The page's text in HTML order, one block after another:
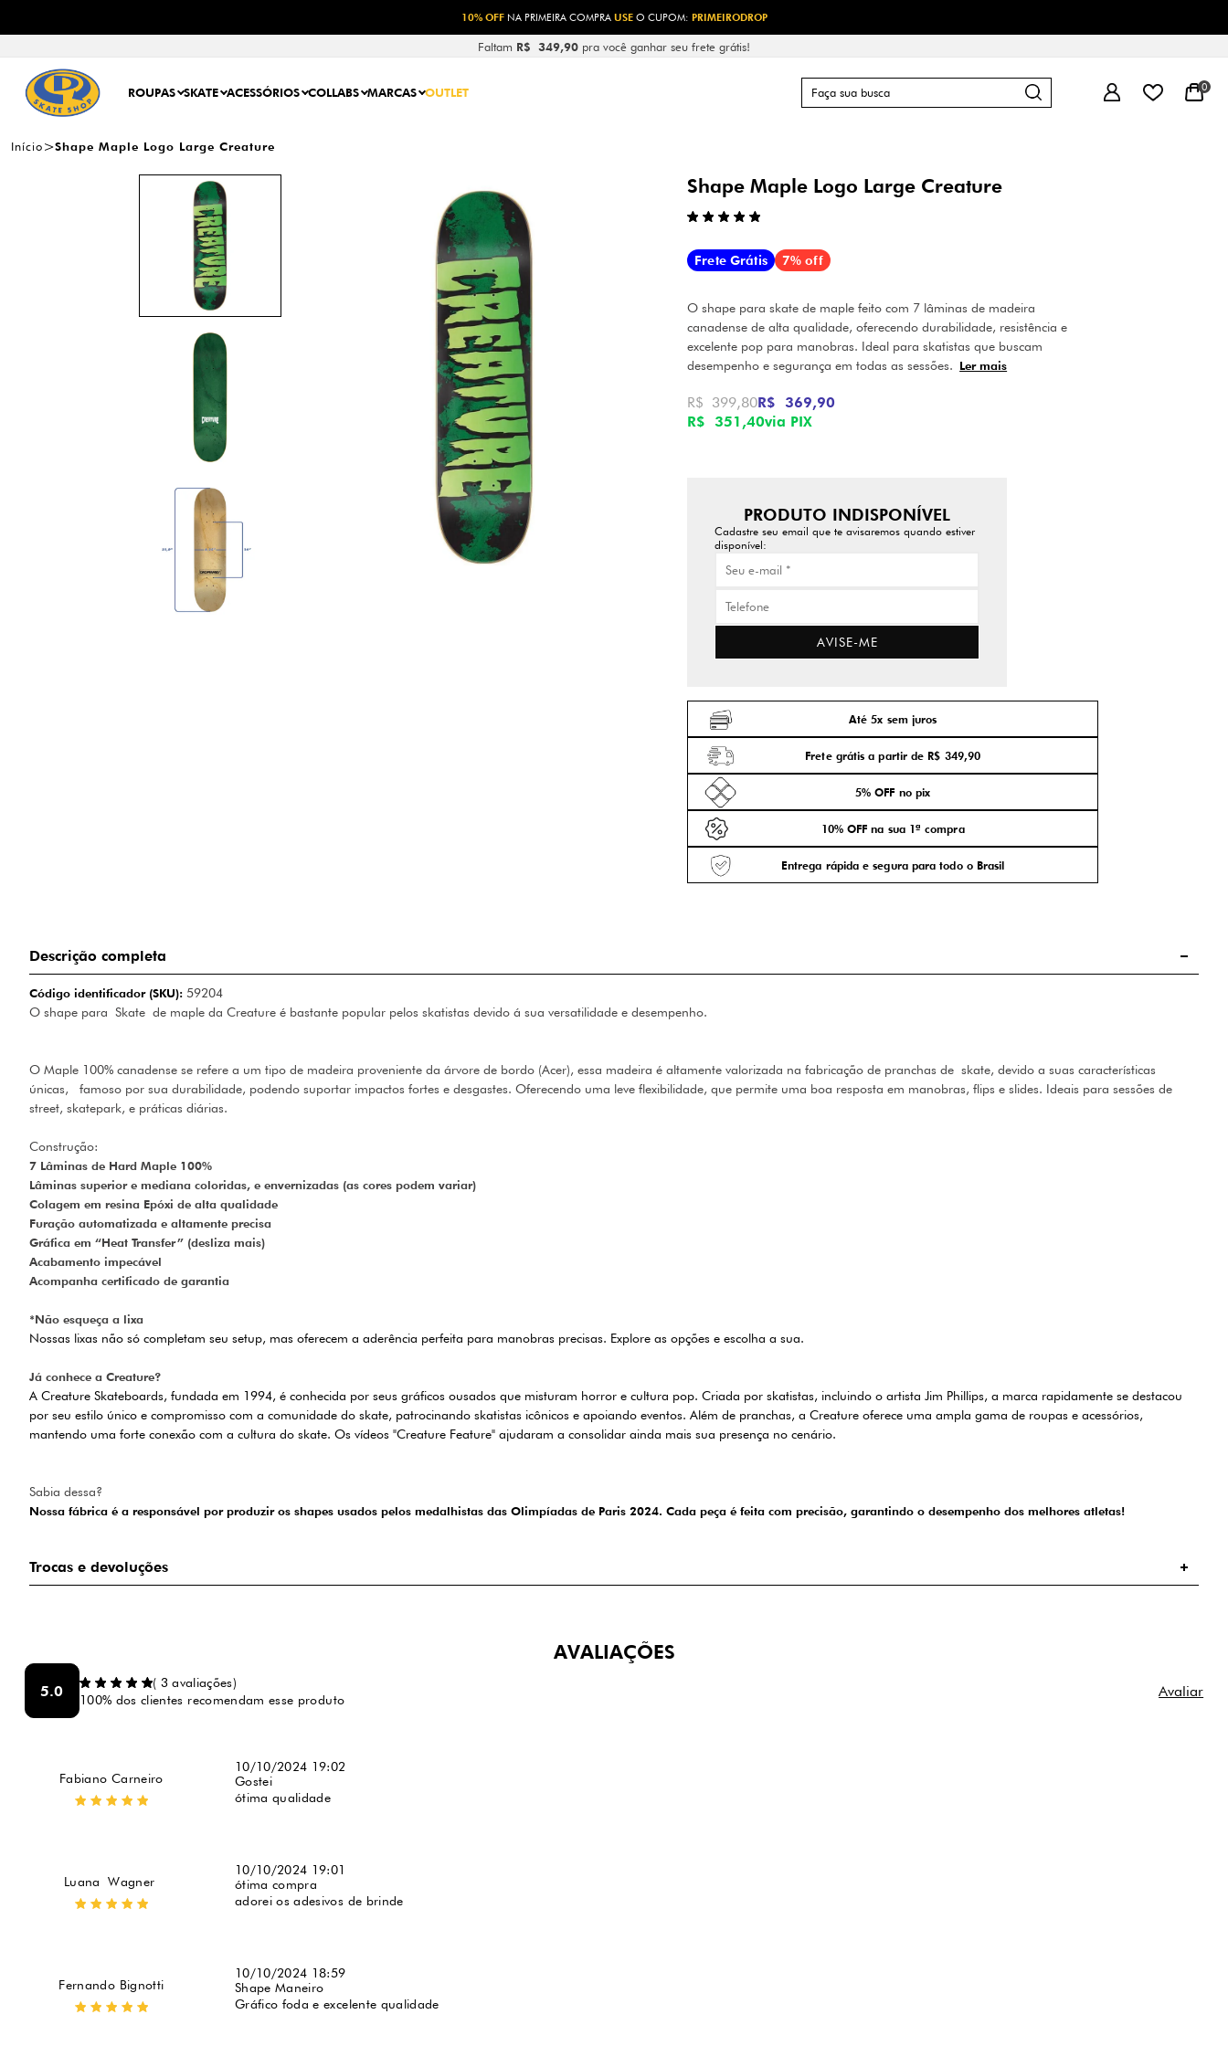
10% OFFNA PRIMEIRA COMPRA USE O CUPOM: PRIMEIRODROP
Faltam R$ 349,90 pra você ganhar seu frete grátis!
ROUPAS SKATE ACESSÓRIOS COLLABS MARCAS OUTLET 0
Início Shape Maple Logo Large Creature
Shape Maple Logo Large Creature
7% off
Frete Grátis
O shape para skate de maple feito com 7 lâminas de madeira
canadense de alta qualidade, oferecendo durabilidade, resistência e
excelente pop para manobras. Ideal para skatistas que buscam
desempenho e segurança em todas as sessões. Ler mais
R$ 351,40via PIX
R$ 399,80R$ 369,90
PRODUTO INDISPONÍVEL
Cadastre seu email que te avisaremos quando estiver
disponível:
AVISE-ME
Até 5x sem juros
Frete grátis a partir de R$ 349,90
5% OFF no pix
10% OFF na sua 1ª compra
Entrega rápida e segura para todo o Brasil
Descrição completa
Código identificador (SKU): 59204
O shape para Skate de maple da Creature é bastante popular pelos skatistas devido á sua versatilidade e desempenho.
O Maple 100% canadense se refere a um tipo de madeira proveniente da árvore de bordo (Acer), essa madeira é altamente valorizada na fabricação de pranchas de skate, devido a suas características
únicas, famoso por sua durabilidade, podendo suportar impactos fortes e desgastes. Oferecendo uma leve flexibilidade, que permite uma boa resposta em manobras, flips e slides. Ideais para sessões de
street, skatepark, e práticas diárias.
Construção:
7 Lâminas de Hard Maple 100%
Lâminas superior e mediana coloridas, e envernizadas (as cores podem variar)
Colagem em resina Epóxi de alta qualidade
Furação automatizada e altamente precisa
Gráfica em “Heat Transfer” (desliza mais)
Acabamento impecável
Acompanha certificado de garantia
*Não esqueça a lixa
Nossas lixas não só completam seu setup, mas oferecem a aderência perfeita para manobras precisas. Explore as opções e escolha a sua.
Já conhece a Creature?
A Creature Skateboards, fundada em 1994, é conhecida por seus gráficos ousados que misturam horror e cultura pop. Criada por skatistas, incluindo o artista Jim Phillips, a marca rapidamente se destacou
por seu estilo único e compromisso com a comunidade do skate, patrocinando skatistas icônicos e apoiando eventos. Além de pranchas, a Creature oferece uma ampla gama de roupas e acessórios,
mantendo uma forte conexão com a cultura do skate. Os vídeos "Creature Feature" ajudaram a consolidar ainda mais sua presença no cenário.
Sabia dessa?
Nossa fábrica é a responsável por produzir os shapes usados pelos medalhistas das Olimpíadas de Paris 2024. Cada peça é feita com precisão, garantindo o desempenho dos melhores atletas!
Trocas e devoluções
AVALIAÇÕES
5.0 ( 3avaliações)
100% dos clientes recomendam esse produto
Fabiano Carneiro
10/10/2024 19:02
Gostei
ótima qualidade
Luana  Wagner
10/10/2024 19:01
ótima compra
adorei os adesivos de brinde
Fernando Bignotti
10/10/2024 18:59
Shape Maneiro
Gráfico foda e excelente qualidade